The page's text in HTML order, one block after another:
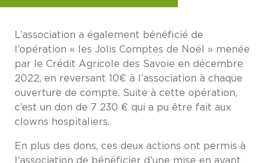
L’association a également bénéficié de
l’opération « les Jolis Comptes de Noël » menée
par le Crédit Agricole des Savoie en décembre
2022, en reversant 10€ à l’association à chaque
ouverture de compte. Suite à cette opération,
c’est un don de 7 230 € qui a pu être fait aux
clowns hospitaliers.
En plus des dons, ces deux actions ont permis à
l’association de bénéficier d’une mise en avant